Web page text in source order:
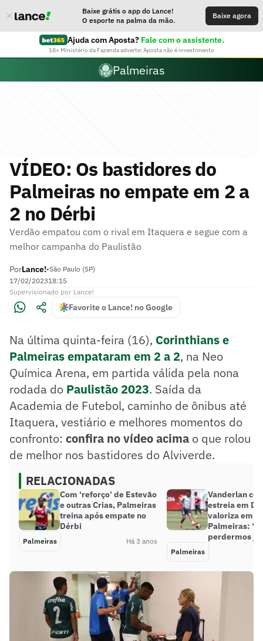
Baixe grátis o app do Lance!
O esporte na palma da mão.
Baixe agora
Ajuda com Aposta? Fale com o assistente.
18+ Ministério da Fazenda adverte: Aposta não é investimento
Palmeiras
VÍDEO: Os bastidores do
Palmeiras no empate em 2 a
2 no Dérbi
Verdão empatou com o rival em Itaquera e segue com a
melhor campanha do Paulistão
PorLance!•São Paulo (SP)
17/02/202318:15
Supervisionado por Lance!
Favorite o Lance! no Google
Na última quinta-feira (16), Corinthians e
Palmeiras empataram em 2 a 2, na Neo
Química Arena, em partida válida pela nona
rodada do Paulistão 2023. Saída da
Academia de Futebol, caminho de ônibus até
Itaquera, vestiário e melhores momentos do
confronto: confira no vídeo acima o que rolou
de melhor nos bastidores do Alviverde.
RELACIONADAS
Com ‘reforço’ de Estevão
e outras Crias, Palmeiras
treina após empate no
Dérbi
Palmeiras Há 3 anos
Vanderlan
estreia em
valoriza
Palmeiras:
perdermos
Palmeiras